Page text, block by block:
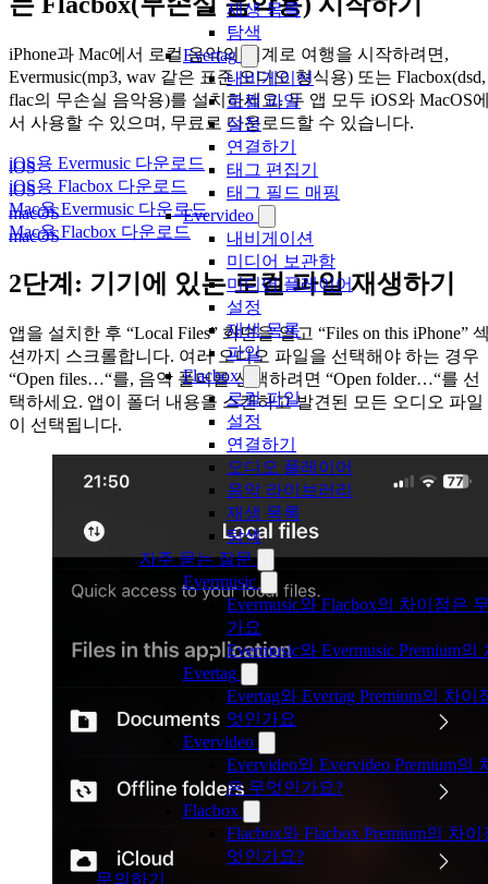
재생 목록
탐색
Evertag
내비게이션
로컬 파일
설정
연결하기
태그 편집기
태그 필드 매핑
Evervideo
내비게이션
미디어 보관함
미디어 플레이어
설정
재생 목록
파일
Flacbox
로컬 파일
설정
연결하기
오디오 플레이어
음악 라이브러리
재생 목록
탐색
자주 묻는 질문
Evermusic
Evermusic와 Flacbox의 차이점은
가요
Evermusic와 Evermusic Premium의
Evertag
Evertag와 Evertag Premium의 차이
엇인가요
Evervideo
Evervideo와 Evervideo Premium의
은 무엇인가요?
Flacbox
Flacbox와 Flacbox Premium의 차
엇인가요?
문의하기
iPhone과 Mac에서 로컬 음악의 세계로 여행을 시작하려면,
Evermusic(mp3, wav 같은 표준 오디오 형식용) 또는 Flacbox(dsd,
flac의 무손실 음악용)를 설치하세요. 두 앱 모두 iOS와 MacOS
서 사용할 수 있으며, 무료로 다운로드할 수 있습니다.
iOS용 Evermusic 다운로드
iOS
iOS용 Flacbox 다운로드
iOS
Mac용 Evermusic 다운로드
macOS
Mac용 Flacbox 다운로드
macOS
2단계: 기기에 있는 로컬 파일 재생하기
앱을 설치한 후 “Local Files” 화면을 열고 “Files on this iPhone”
션까지 스크롤합니다. 여러 오디오 파일을 선택해야 하는 경우
“Open files…“를, 음악 폴더를 선택하려면 “Open folder…“를 선
택하세요. 앱이 폴더 내용을 스캔하고 발견된 모든 오디오 파일
이 선택됩니다.